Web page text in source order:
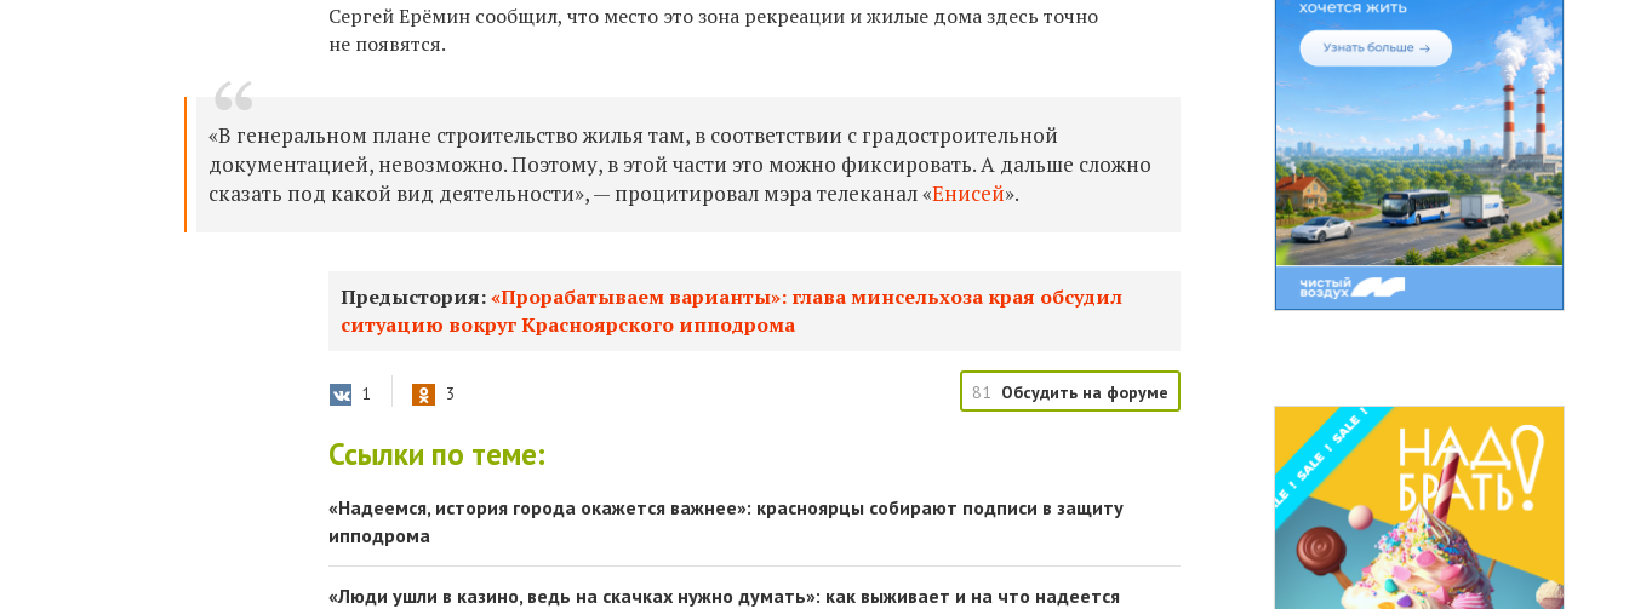
Сергей Ерёмин сообщил, что место это зона рекреации и жилые дома здесь точно
не появятся.
«В генеральном плане строительство жилья там, в соответствии с градостроительной
документацией, невозможно. Поэтому, в этой части это можно фиксировать. А дальше сложно
сказать под какой вид деятельности», — процитировал мэра телеканал «Енисей».
Предыстория:«Прорабатываем варианты»: глава минсельхоза края обсудил
ситуацию вокруг Красноярского ипподрома
1 3 81 Обсудить на форуме
Ссылки по теме:
«Надеемся, история города окажется важнее»: красноярцы собирают подписи в защиту
ипподрома
«Люди ушли в казино, ведь на скачках нужно думать»: как выживает и на что надеется